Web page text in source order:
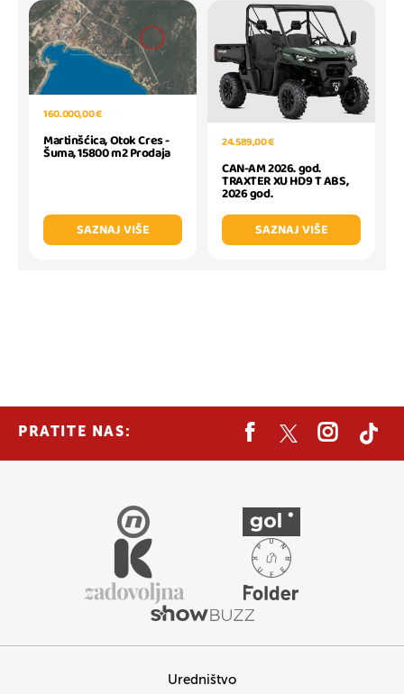
160.000,00 €
Martinšćica, Otok Cres -
Šuma, 15800 m2 Prodaja
SAZNAJ VIŠE
24.589,00 €
CAN-AM 2026. god.
TRAXTER XU HD9 T ABS,
2026 god.
SAZNAJ VIŠE
PRATITE NAS:
Uredništvo